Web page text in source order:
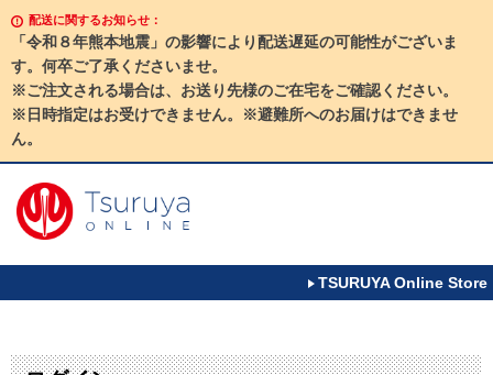
配送に関するお知らせ：
「令和８年熊本地震」の影響により配送遅延の可能性がございま
す。何卒ご了承くださいませ。
※ご注文される場合は、お送り先様のご在宅をご確認ください。
※日時指定はお受けできません。※避難所へのお届けはできませ
ん。
TSURUYA Online Store